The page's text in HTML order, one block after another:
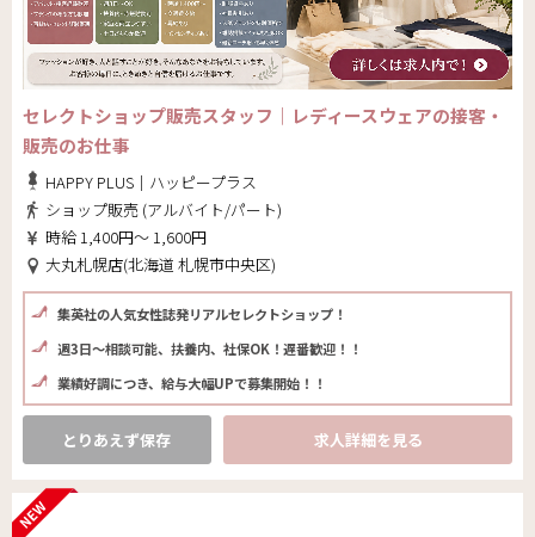
セレクトショップ販売スタッフ｜レディースウェアの接客・
販売のお仕事
HAPPY PLUS｜ハッピープラス
ショップ販売 (アルバイト/パート)
時給 1,400円～ 1,600円
大丸札幌店(北海道 札幌市中央区)
集英社の人気女性誌発リアルセレクトショップ！
週3日～相談可能、扶養内、社保OK！遅番歓迎！！
業績好調につき、給与大幅UPで募集開始！！
とりあえず保存 求人詳細を見る